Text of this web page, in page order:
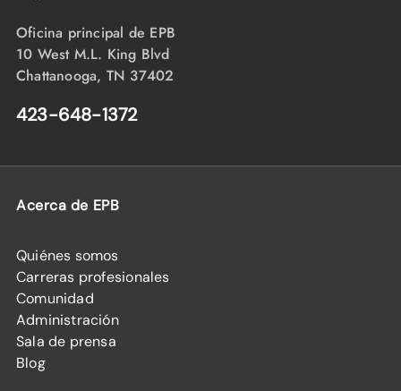
Oficina principal de EPB
10 West M.L. King Blvd
Chattanooga, TN 37402
423-648-1372
Acerca de EPB
Quiénes somos
Carreras profesionales
Comunidad
Administración
Sala de prensa
Blog